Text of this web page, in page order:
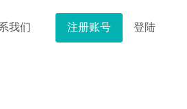
我们 注册账号 登陆